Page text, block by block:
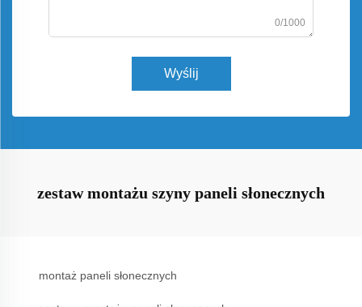
0/1000
Wyślij
zestaw montażu szyny paneli słonecznych
montaż paneli słonecznych